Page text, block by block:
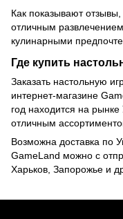
Как показывают
отличным
кулинарными
Где купить
Заказать настольную
интернет-магазине
год находится на
отличным
Возможна доставка по
GameLand можно с
Харьков, Запорожье и